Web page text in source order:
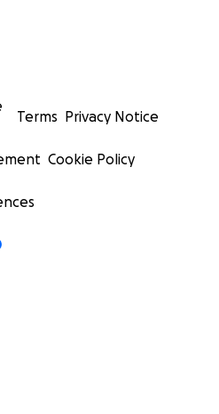
Terms Privacy Notice
Cookie Policy